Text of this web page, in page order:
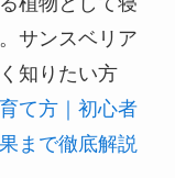
サンスベリア
知りたい方
て方｜初心者
まで徹底解説